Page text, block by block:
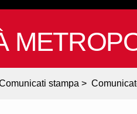
stampa >